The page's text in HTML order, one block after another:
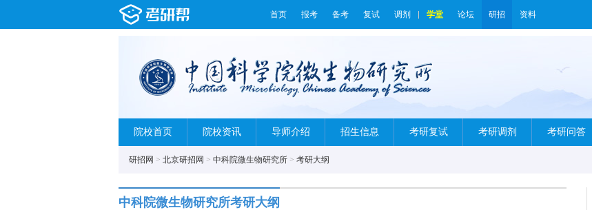
首页 报考 备考 复试 调剂 学堂 论坛 研招 资料
院校首页 院校资讯 导师介绍 招生信息 考研复试 考研调剂 考研问答
研招网 > 北京研招网 > 中科院微生物研究所 > 考研大纲
中科院微生物研究所考研大纲